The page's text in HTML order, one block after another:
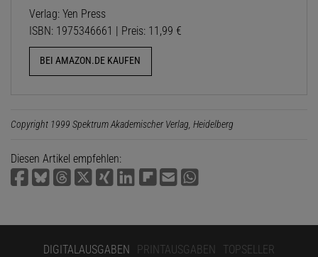
Verlag: Yen Press
ISBN: 1975346661 | Preis: 11,99 €
BEI AMAZON.DE KAUFEN
Copyright 1999 Spektrum Akademischer Verlag, Heidelberg
Diesen Artikel empfehlen:
DIGITALAUSGABEN PRINTAUSGABEN TOPSELLER